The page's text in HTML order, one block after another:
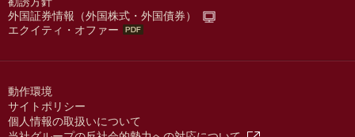
外国証券情報（外国株式・外国債券）
エクイティ・オファー
動作環境
サイトポリシー
個人情報の取扱いについて